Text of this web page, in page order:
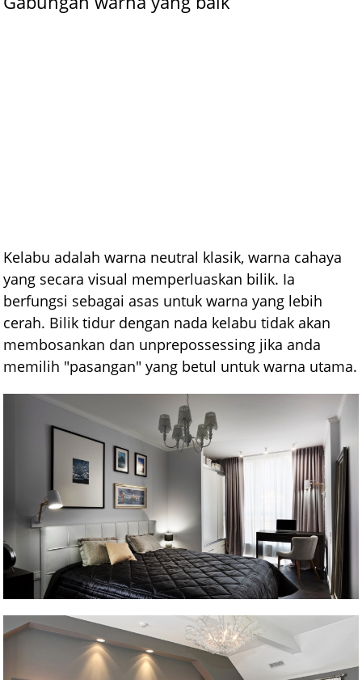
Kelabu adalah warna neutral klasik, warna cahaya
yang secara visual memperluaskan bilik. Ia
berfungsi sebagai asas untuk warna yang lebih
cerah. Bilik tidur dengan nada kelabu tidak akan
membosankan dan unprepossessing jika anda
memilih "pasangan" yang betul untuk warna utama.